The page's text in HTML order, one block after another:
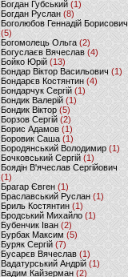
Богдан Губський (1)
Богдан Руслан(8)
Боголюбов Геннадій Борисович
(5)
Богомолець Ольга (2)
Богуслаєв Вячеслав (4)
Бойко Юрій (13)
Бондар Віктор Васильович (1)
Бондарєв Костянтин (4)
Бондарчук Сергій(1)
Бондик Валерій (1)
Бондик Віктор(5)
Борзов Сергiй (2)
Борис Адамов(1)
Боровик Саша (1)
Бородянський Володимир (1)
Бочковський Сергій (1)
Боядін В'ячеслав Сергійович
(1)
Брагар Євген (1)
Браславський Руслан (1)
Бриль Костянтин (1)
Бродський Михайло (1)
Бубенчик Іван(2)
Бурбак Максим (5)
Буряк Сергій (7)
Бусарєв Вячеслав (1)
Вадатурський Андрій (1)
Вадим Кайзерман (2)